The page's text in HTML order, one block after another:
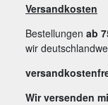
Versandkosten
Bestellungen ab
wir
Wir versenden